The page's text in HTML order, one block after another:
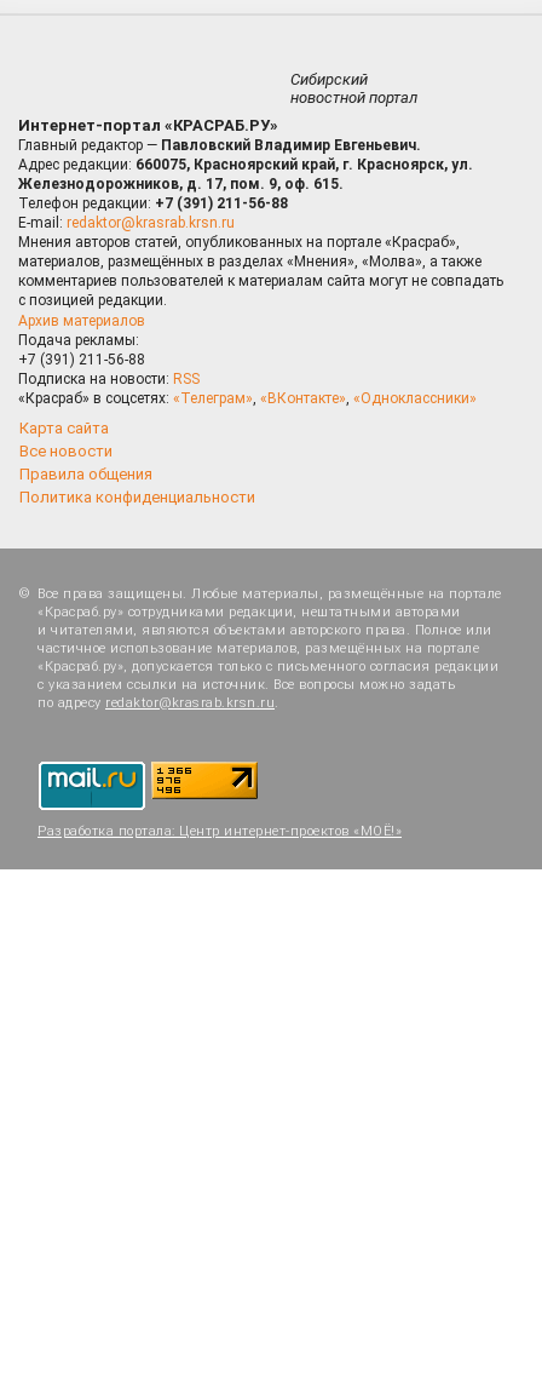
Сибирский
новостной портал
Интернет-портал «КРАСРАБ.РУ»
Главный редактор — Павловский Владимир Евгеньевич.
Адрес редакции: 660075, Красноярский край, г. Красноярск, ул.
Железнодорожников, д. 17, пом. 9, оф. 615.
Телефон редакции: +7 (391) 211-56-88
E-mail: redaktor@krasrab.krsn.ru
Мнения авторов статей, опубликованных на портале «Красраб»,
материалов, размещённых в разделах «Мнения», «Молва», а также
комментариев пользователей к материалам сайта могут не совпадать
с позицией редакции.
Архив материалов
Подача рекламы:
+7 (391) 211-56-88
Подписка на новости: RSS
«Красраб» в соцсетях: «Телеграм», «ВКонтакте», «Одноклассники»
Карта сайта
Все новости
Правила общения
Политика конфиденциальности
Все права защищены. Любые материалы, размещённые на портале
«Красраб.ру» сотрудниками редакции, нештатными авторами
и читателями, являются объектами авторского права. Полное или
частичное использование материалов, размещённых на портале
«Красраб.ру», допускается только с письменного согласия редакции
с указанием ссылки на источник. Все вопросы можно задать
по адресу redaktor@krasrab.krsn.ru.
Разработка портала: Центр интернет-проектов «МОЁ!»